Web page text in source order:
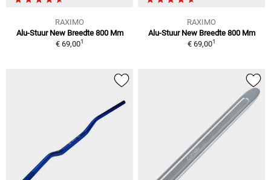
RAXIMO
Alu-Stuur New Breedte 800 Mm
€ 69,001
RAXIMO
Alu-Stuur New Breedte 800 Mm
€ 69,001